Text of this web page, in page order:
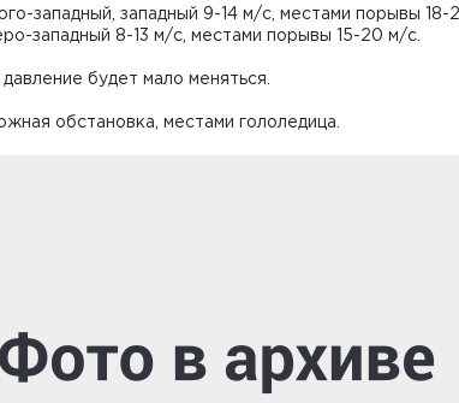
западный, западный 9-14 м/с, местами порывы 18-
западный 8-13 м/с, местами порывы 15-20 м/с.
будет мало меняться.
обстановка, местами гололедица.